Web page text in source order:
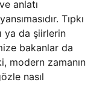
anlatı
Tıpkı
ya da şiirlerin
bakanlar da
modern zamanın
nasıl